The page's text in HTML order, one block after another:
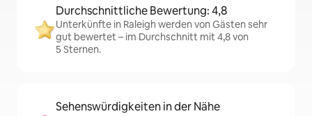
Durchschnittliche Bewertung: 4,8
Unterkünfte in Raleigh werden von Gästen sehr
gut bewertet – im Durchschnitt mit 4,8 von
5 Sternen.
Sehenswürdigkeiten in der Nähe